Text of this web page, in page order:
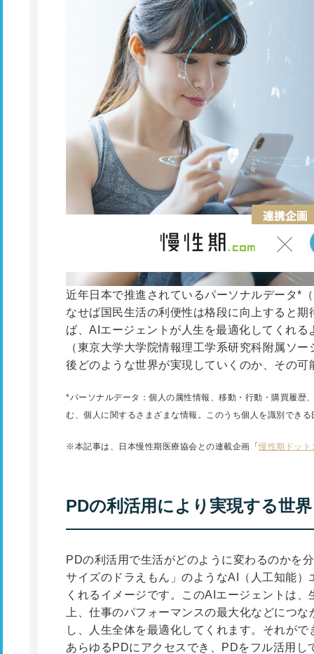
近年日本で推進されているパーソナルデータ*
なせば国民生活の利便性は格段に向上すると
ば、AIエージェントが人生を最適化してくれ
（東京大学大学院情報理工学系研究科附属ソ
後どのような世界が実現していくのか、その可
*パーソナルデータ：個人の属性情報、移動・行動・購買履歴
む、個人に関するさまざまな情報。このうち個人を識別でき
※本記事は、日本慢性期医療協会との連載企画「 慢性期ドット
PDの利活用により実現する世界
PDの利活用で生活がどのように変わるのかを
サイズのドラえもん」のようなAI（人工知能
くれるイメージです。このAIエージェントは
上、仕事のパフォーマンスの最大化などにつ
し、人生全体を最適化してくれます。それが
あらゆるPDにアクセスでき、PDをフル活用し